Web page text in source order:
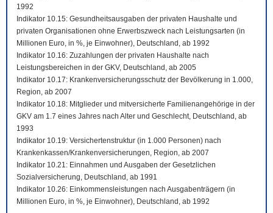
1992
Indikator 10.15: Gesundheitsausgaben der privaten Haushalte und
privaten Organisationen ohne Erwerbszweck nach Leistungsarten (in
Millionen Euro, in %, je Einwohner), Deutschland, ab 1992
Indikator 10.16: Zuzahlungen der privaten Haushalte nach
Leistungsbereichen in der GKV, Deutschland, ab 2005
Indikator 10.17: Krankenversicherungsschutz der Bevölkerung in 1.000,
Region, ab 2007
Indikator 10.18: Mitglieder und mitversicherte Familienangehörige in der
GKV am 1.7 eines Jahres nach Alter und Geschlecht, Deutschland, ab
1993
Indikator 10.19: Versichertenstruktur (in 1.000 Personen) nach
Krankenkassen/Krankenversicherungen, Region, ab 2007
Indikator 10.21: Einnahmen und Ausgaben der Gesetzlichen
Sozialversicherung, Deutschland, ab 1991
Indikator 10.26: Einkommensleistungen nach Ausgabenträgern (in
Millionen Euro, in %, je Einwohner), Deutschland, ab 1992